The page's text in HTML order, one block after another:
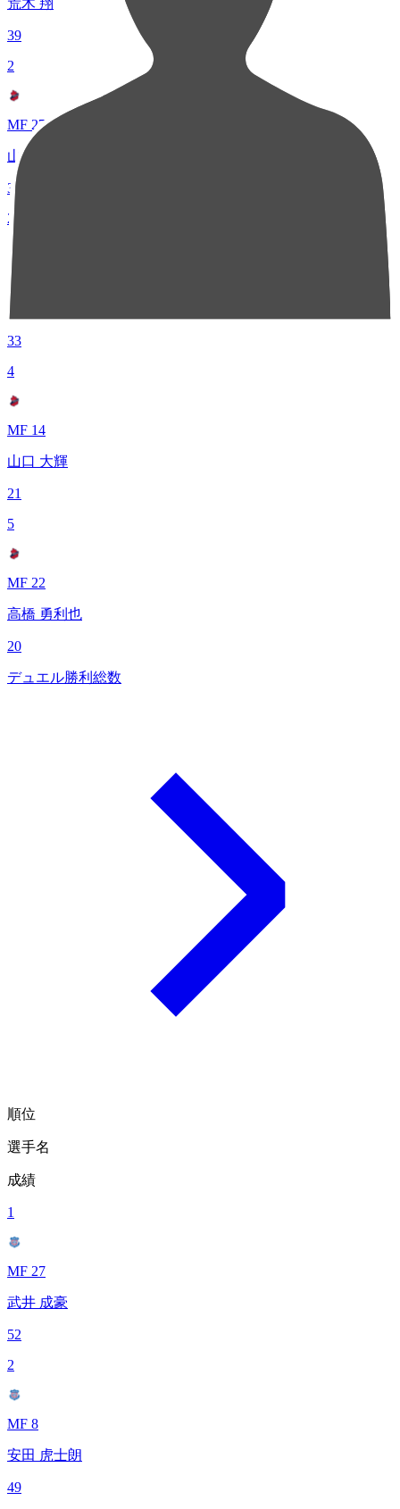
荒木 翔
39
2
MF 27
山中 惇希
33
2
FW 10
西谷 亮
33
4
MF 14
山口 大輝
21
5
MF 22
高橋 勇利也
20
デュエル勝利総数
順位
選手名
成績
1
MF 27
武井 成豪
52
2
MF 8
安田 虎士朗
49